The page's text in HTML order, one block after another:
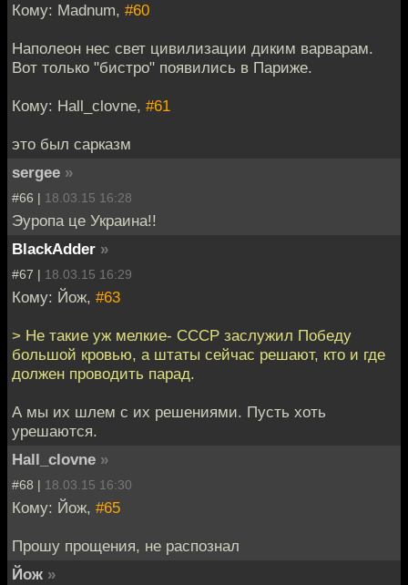
Кому: Madnum, #60
Наполеон нес свет цивилизации диким варварам.
Вот только "бистро" появились в Париже.
Кому: Hall_clovne, #61
это был сарказм
sergee »
#66 | 18.03.15 16:28
Эуропа це Украина!!
BlackAdder »
#67 | 18.03.15 16:29
Кому: Йож, #63
> Не такие уж мелкие- СССР заслужил Победу
большой кровью, а штаты сейчас решают, кто и где
должен проводить парад.
А мы их шлем с их решениями. Пусть хоть
урешаются.
Hall_clovne »
#68 | 18.03.15 16:30
Кому: Йож, #65
Прошу прощения, не распознал
Йож »